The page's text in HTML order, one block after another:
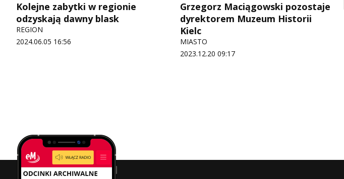
Kolejne zabytki w regionie
odzyskają dawny blask
REGION
2024.06.05 16:56
Grzegorz Maciągowski pozostaje
dyrektorem Muzeum Historii
Kielc
MIASTO
2023.12.20 09:17